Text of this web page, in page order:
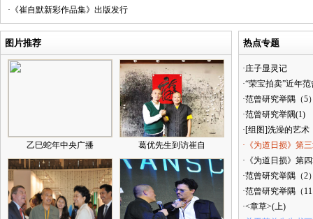
·《崔自默新彩作品集》出版发行
图片推荐
乙巳蛇年中央广播 葛优先生到访崔自
热点专题
·庄子显灵记
·“荣宝拍卖”近年
·范曾研究举隅（5
·范曾研究举隅(1)
·[组图]洗澡的艺
·《为道日损》第
·《为道日损》第
·范曾研究举隅（2
·范曾研究举隅（
·<章草>(上)